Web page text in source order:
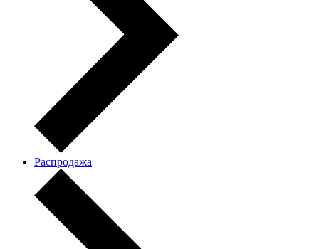
Распродажа